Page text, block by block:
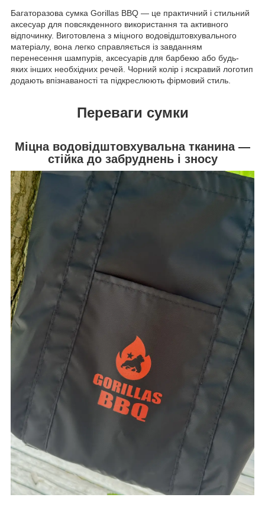
Багаторазова сумка Gorillas BBQ — це практичний і стильний
аксесуар для повсякденного використання та активного
відпочинку. Виготовлена з міцного водовідштовхувального
матеріалу, вона легко справляється із завданням
перенесення шампурів, аксесуарів для барбекю або будь-
яких інших необхідних речей. Чорний колір і яскравий логотип
додають впізнаваності та підкреслюють фірмовий стиль.
Переваги сумки
Міцна водовідштовхувальна тканина —
стійка до забруднень і зносу